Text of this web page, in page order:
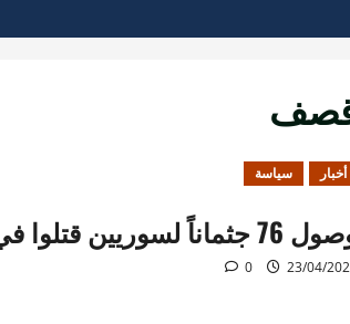
أخبار سياسة
لسوريين قتلوا في القصف الإسرائيلي على لبنان
23/04/
0